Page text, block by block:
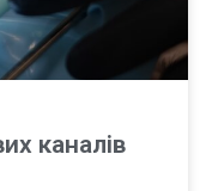
каналів